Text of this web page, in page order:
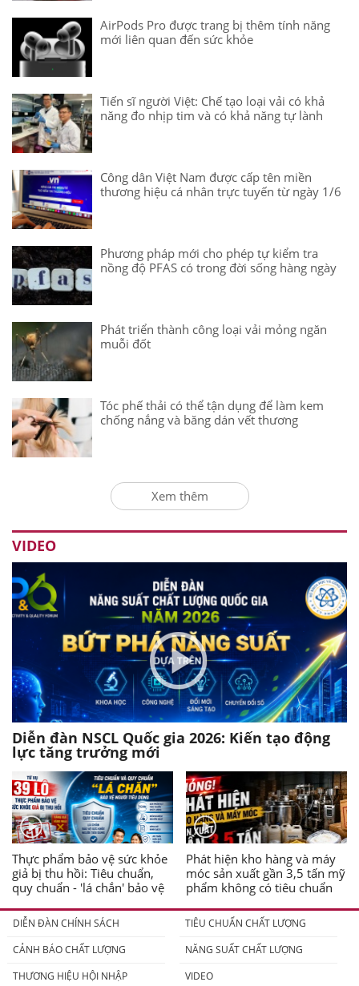
AirPods Pro được trang bị thêm tính năng
mới liên quan đến sức khỏe
Tiến sĩ người Việt: Chế tạo loại vải có khả
năng đo nhịp tim và có khả năng tự lành
Công dân Việt Nam được cấp tên miền
thương hiệu cá nhân trực tuyến từ ngày 1/6
Phương pháp mới cho phép tự kiểm tra
nồng độ PFAS có trong đời sống hàng ngày
Phát triển thành công loại vải mỏng ngăn
muỗi đốt
Tóc phế thải có thể tận dụng để làm kem
chống nắng và băng dán vết thương
Xem thêm
VIDEO
Diễn đàn NSCL Quốc gia 2026: Kiến tạo động
lực tăng trưởng mới
Thực phẩm bảo vệ sức khỏe
giả bị thu hồi: Tiêu chuẩn,
quy chuẩn - 'lá chắn' bảo vệ
Phát hiện kho hàng và máy
móc sản xuất gần 3,5 tấn mỹ
phẩm không có tiêu chuẩn
DIỄN ĐÀN CHÍNH SÁCH
TIÊU CHUẨN CHẤT LƯỢNG
CẢNH BÁO CHẤT LƯỢNG
NĂNG SUẤT CHẤT LƯỢNG
THƯƠNG HIỆU HỘI NHẬP
VIDEO